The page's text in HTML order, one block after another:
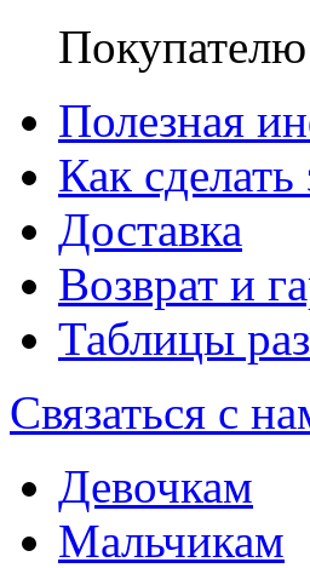
Покупателю
Полезная
Как сделать
Доставка
Возврат и
Таблицы
Связаться с
Девочкам
Мальчикам